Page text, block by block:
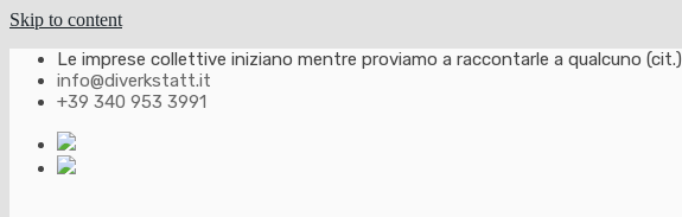
Skip to content
Le imprese collettive iniziano mentre proviamo a raccontarle a qualcuno (cit.)
info@diverkstatt.it
+39 340 953 3991